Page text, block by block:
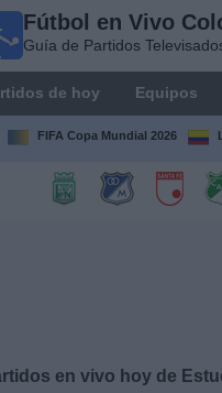
Fútbol en Vivo
Guía de Partidos
de hoy Equipos
FIFA Copa Mundial 2026
en vivo hoy de